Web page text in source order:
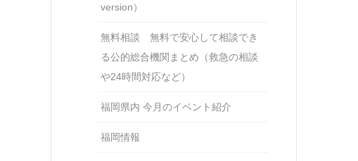
version）
無料相談 無料で安心して相談でき
る公的総合機関まとめ（救急の相談
や24時間対応など）
福岡県内 今月のイベント紹介
福岡情報